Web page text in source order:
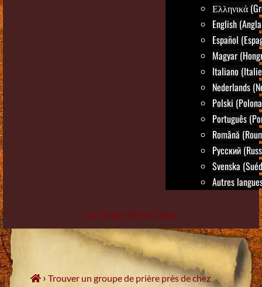
Ελληνικά
English
Español
Magyar
Italiano
Nederlands
Polski
Português
Română
Русский
Svenska
Autres
La Vraie Vie en Dieu
Skip
to
content
›Trouver un groupe de prière près de chez